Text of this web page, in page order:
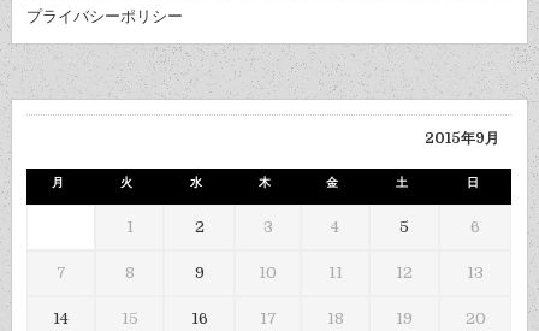
プライバシーポリシー
2015年9月
月 火 水 木 金 土 日
1 2 3 4 5 6
7 8 9 10 11 12 13
14 15 16 17 18 19 20